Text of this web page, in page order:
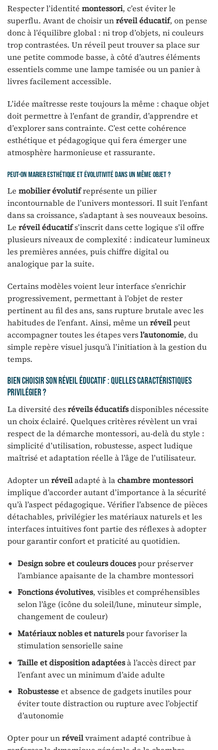
Respecter l’identité montessori, c’est éviter le
superflu. Avant de choisir unréveil éducatif, on pense
donc à l’équilibre global : ni trop d’objets, ni couleurs
trop contrastées. Un réveil peut trouver sa place sur
une petite commode basse, à côté d’autres éléments
essentiels comme une lampe tamisée ou un panier à
livres facilement accessible.
L’idée maîtresse reste toujours la même : chaque objet
doit permettre à l’enfant de grandir, d’apprendre et
d’explorer sans contrainte. C’est cette cohérence
esthétique et pédagogique qui fera émerger une
atmosphère harmonieuse et rassurante.
Peut-on marier esthétique et évolutivité dans un même objet ?
Le mobilier évolutifreprésente un pilier
incontournable de l’univers montessori. Il suit l’enfant
dans sa croissance, s’adaptant à ses nouveaux besoins.
Le réveil éducatifs’inscrit dans cette logique s’il offre
plusieurs niveaux de complexité : indicateur lumineux
les premières années, puis chiffre digital ou
analogique par la suite.
Certains modèles voient leur interface s’enrichir
progressivement, permettant à l’objet de rester
pertinent au fil des ans, sans rupture brutale avec les
habitudes de l’enfant. Ainsi, même unréveilpeut
accompagner toutes les étapes versl’autonomie, du
simple repère visuel jusqu’à l’initiation à la gestion du
temps.
Bien choisir son réveil éducatif : quelles caractéristiques
privilégier ?
La diversité desréveils éducatifsdisponibles nécessite
un choix éclairé. Quelques critères révèlent un vrai
respect de la démarche montessori, au-delà du style :
simplicité d’utilisation, robustesse, aspect ludique
maîtrisé et adaptation réelle à l’âge de l’utilisateur.
Adopter unréveiladapté à lachambre montessori
implique d’accorder autant d’importance à la sécurité
qu’à l’aspect pédagogique. Vérifier l’absence de pièces
détachables, privilégier les matériaux naturels et les
interfaces intuitives font partie des réflexes à adopter
pour garantir confort et praticité au quotidien.
Design sobre et couleurs doucespour préserver
l’ambiance apaisante de la chambre montessori
Fonctions évolutives, visibles et compréhensibles
selon l’âge (icône du soleil/lune, minuteur simple,
changement de couleur)
Matériaux nobles et naturelspour favoriser la
stimulation sensorielle saine
Taille et disposition adaptéesà l’accès direct par
l’enfant avec un minimum d’aide adulte
Robustesseet absence de gadgets inutiles pour
éviter toute distraction ou rupture avec l’objectif
d’autonomie
Opter pour unréveilvraiment adapté contribue à